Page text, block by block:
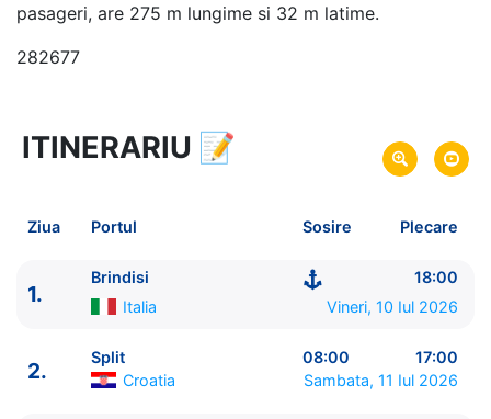
pasageri, are 275 m lungime si 32 m latime.
282677
8 zile vacanta de croaziera in
Marea Mediterana de Est -
Plecare pe 10 Iul 2026 din Brindisi, Italia
MSC Cruises
ITINERARIU 📝
Ziua Portul Sosire Plecare
1.
Brindisi
18:00
Italia
Vineri, 10 Iul 2026
2.
Split 08:00
17:00
Croatia
Sambata, 11 Iul 2026